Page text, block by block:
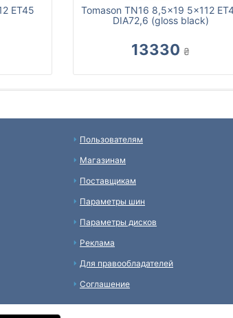
ET45
Tomason TN16 8,5x19 5x112
DIA72,6 (gloss black)
13330 ₴
Пользователям
Магазинам
Поставщикам
Параметры шин
Параметры дисков
Реклама
Для правообладателей
Соглашение